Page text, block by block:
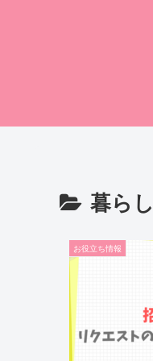
暮ら
お役立ち情報